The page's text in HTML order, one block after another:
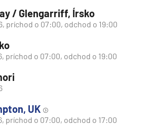
/ Glengarriff, Írsko
príchod o 07:00, odchod o 19:00
príchod o 07:00, odchod o 19:00
UK
príchod o 07:00, odchod o 17:00